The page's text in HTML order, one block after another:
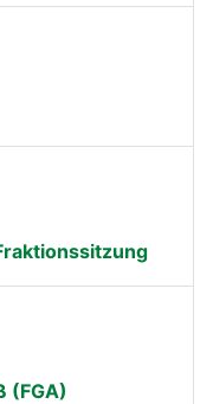
(FGA)